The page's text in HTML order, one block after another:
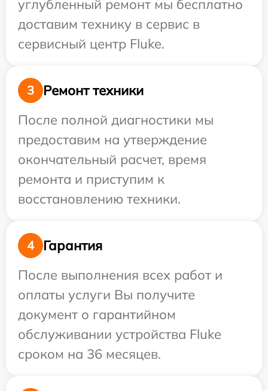
углубленный ремонт мы бесплатно
доставим технику в сервис в
сервисный центр Fluke.
3
Ремонт техники
После полной диагностики мы
предоставим на утверждение
окончательный расчет, время
ремонта и приступим к
восстановлению техники.
4
Гарантия
После выполнения всех работ и
оплаты услуги Вы получите
документ о гарантийном
обслуживании устройства Fluke
сроком на 36 месяцев.